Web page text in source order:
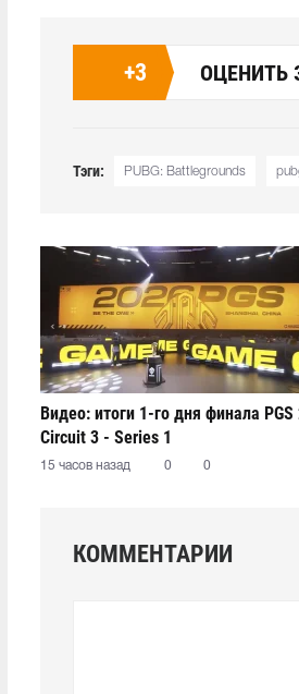
+3 ОЦЕНИТЬ
Тэги: PUBG: Battlegrounds
Видео: итоги 1-го дня финала PGS
Circuit 3 - Series 1
15 часов назад 0 0
КОММЕНТАРИИ